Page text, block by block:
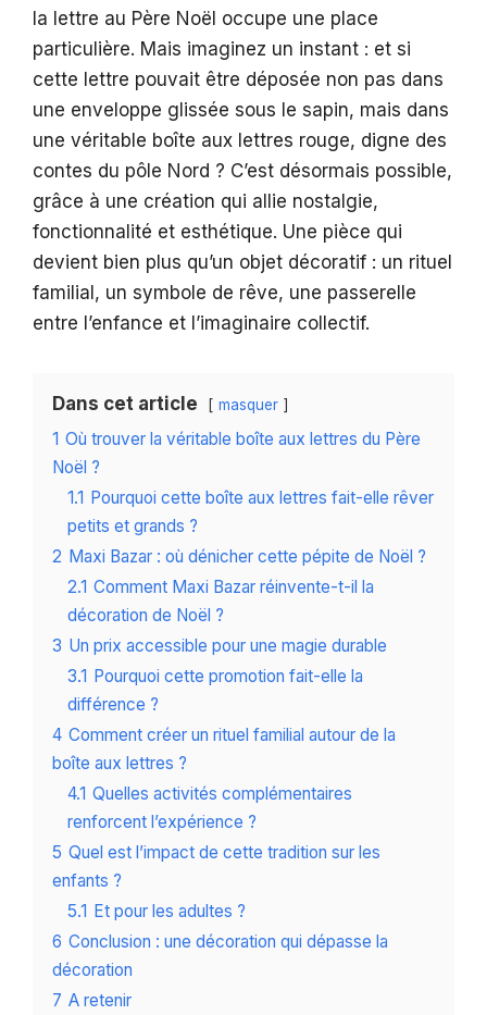
la lettre au Père Noël occupe une place
particulière. Mais imaginez un instant : et si
cette lettre pouvait être déposée non pas dans
une enveloppe glissée sous le sapin, mais dans
une véritable boîte aux lettres rouge, digne des
contes du pôle Nord ? C’est désormais possible,
grâce à une création qui allie nostalgie,
fonctionnalité et esthétique. Une pièce qui
devient bien plus qu’un objet décoratif : un rituel
familial, un symbole de rêve, une passerelle
entre l’enfance et l’imaginaire collectif.
Dans cet article masquer
1 Où trouver la véritable boîte aux lettres du Père
Noël ?
1.1 Pourquoi cette boîte aux lettres fait-elle rêver
petits et grands ?
2 Maxi Bazar : où dénicher cette pépite de Noël ?
2.1 Comment Maxi Bazar réinvente-t-il la
décoration de Noël ?
3 Un prix accessible pour une magie durable
3.1 Pourquoi cette promotion fait-elle la
différence ?
4 Comment créer un rituel familial autour de la
boîte aux lettres ?
4.1 Quelles activités complémentaires
renforcent l’expérience ?
5 Quel est l’impact de cette tradition sur les
enfants ?
5.1 Et pour les adultes ?
6 Conclusion : une décoration qui dépasse la
décoration
7 A retenir